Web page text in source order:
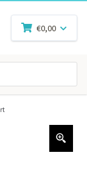
€0,00